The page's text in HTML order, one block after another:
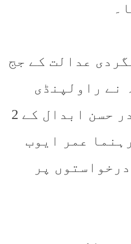
عدالت کے جج
نے راولپنڈی
میں تھانہ صدر حسن ابدال کے 2
عمر ایوب
پر